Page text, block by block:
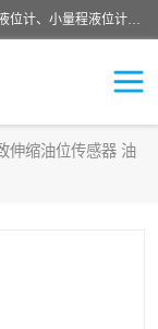
河南福瑞德仪表有限公司是生产销售电容液位计、液氨液位计、小量程液位计定制、智能锅炉水位计、液氮液位计等；并在产品开发、研制的过程中，吸取国内外仪器仪表的技术精华，建立了一支高、精、尖的科研开发队伍，使产品性能不断升级。
伸缩油位传感器 油